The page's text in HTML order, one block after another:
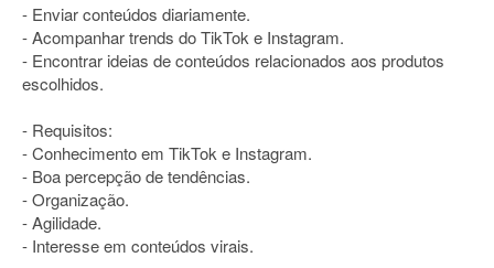
- Enviar conteúdos diariamente.
- Acompanhar trends do TikTok e Instagram.
- Encontrar ideias de conteúdos relacionados aos produtos
escolhidos.
- Requisitos:
- Conhecimento em TikTok e Instagram.
- Boa percepção de tendências.
- Organização.
- Agilidade.
- Interesse em conteúdos virais.